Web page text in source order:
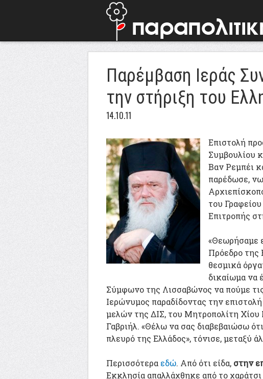
Παρέμβαση Ιεράς
την στήριξη του
14.10.11
Επιστολή
Συμβουλίου
Βαν Ρεμπέι
παρέδωσε,
του
Επιτροπής
«Θεωρήσαμε
Πρόεδρο της
θεσμικά
δικαίωμα να
Σύμφωνο της Λισσαβώνος να πούμε
Ιερώνυμος παραδίδοντας την
μελών της ΔΙΣ, του Μητροπολίτη
Γαβριήλ. «Θέλω να σας διαβεβαιώσω
πλευρό της Ελλάδος», τόνισε, μεταξύ
Περισσότερα εδώ. Από ότι είδα, στην
Εκκλησία απαλλάχθηκε από το